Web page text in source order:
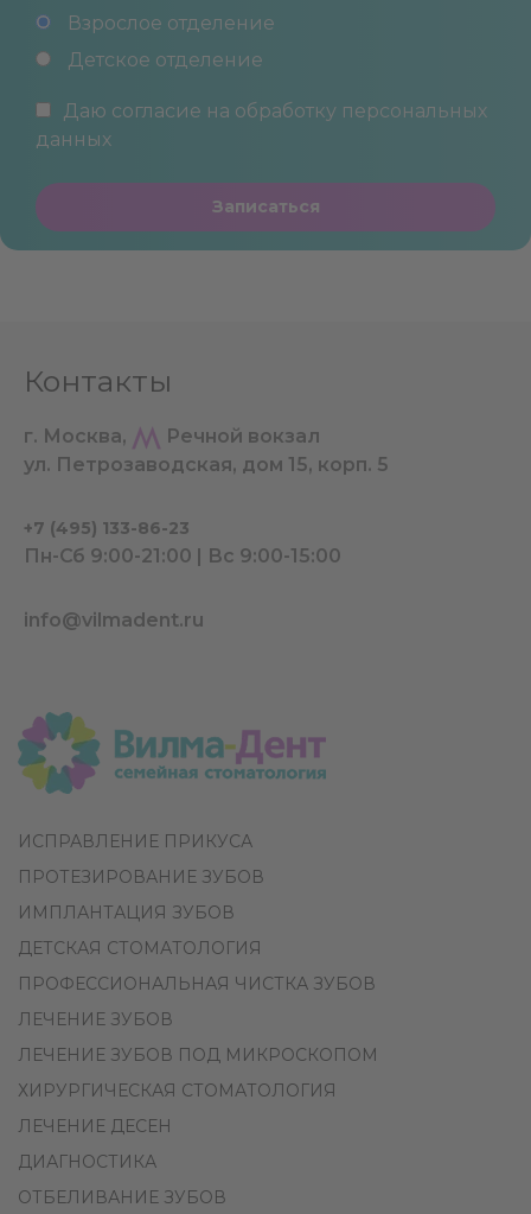
Взрослое отделение
Детское отделение
Даю согласие на обработку персональных
данных
Записаться
Контакты
г. Москва,
Речной вокзал
ул. Петрозаводская, дом 15, корп. 5
+7 (495) 133-86-23
Пн-Сб 9:00-21:00 | Вс 9:00-15:00
info@vilmadent.ru
ИСПРАВЛЕНИЕ ПРИКУСА
ПРОТЕЗИРОВАНИЕ ЗУБОВ
ИМПЛАНТАЦИЯ ЗУБОВ
ДЕТСКАЯ СТОМАТОЛОГИЯ
ПРОФЕССИОНАЛЬНАЯ ЧИСТКА ЗУБОВ
ЛЕЧЕНИЕ ЗУБОВ
ЛЕЧЕНИЕ ЗУБОВ ПОД МИКРОСКОПОМ
ХИРУРГИЧЕСКАЯ СТОМАТОЛОГИЯ
ЛЕЧЕНИЕ ДЕСЕН
ДИАГНОСТИКА
ОТБЕЛИВАНИЕ ЗУБОВ